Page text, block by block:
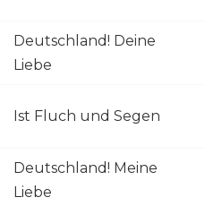
Deutschland! Deine
Liebe
Ist Fluch und Segen
Deutschland! Meine
Liebe